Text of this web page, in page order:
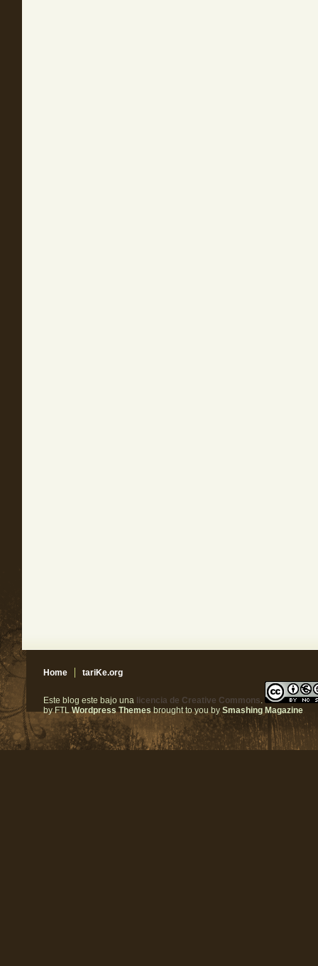
Home tariKe.org
Este blog este bajo una licencia de Creative Commons.
by FTLWordpress Themesbrought to you bySmashing Magazine